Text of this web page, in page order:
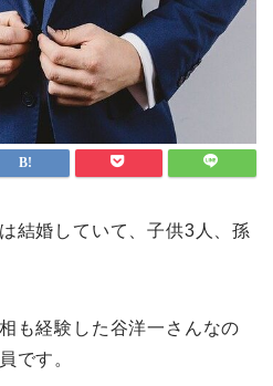
結婚していて、子供3人、孫
も経験した谷洋一さんなの
です。